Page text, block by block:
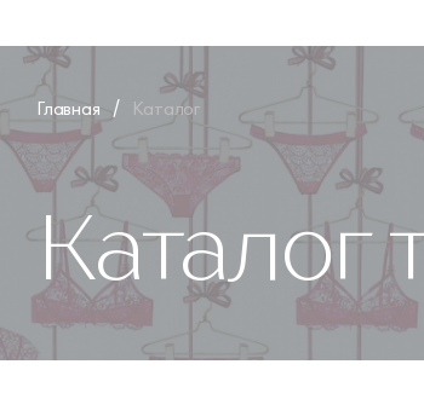
Главная Каталог
Каталог